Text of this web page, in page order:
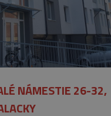
NÁMESTIE 26-32,